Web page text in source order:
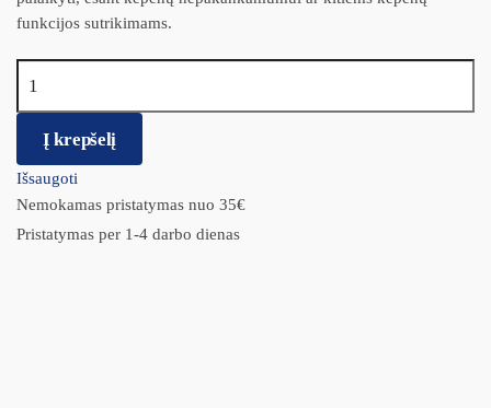
funkcijos sutrikimams.
Į krepšelį
Išsaugoti
Nemokamas pristatymas nuo 35€
Pristatymas per 1-4 darbo dienas